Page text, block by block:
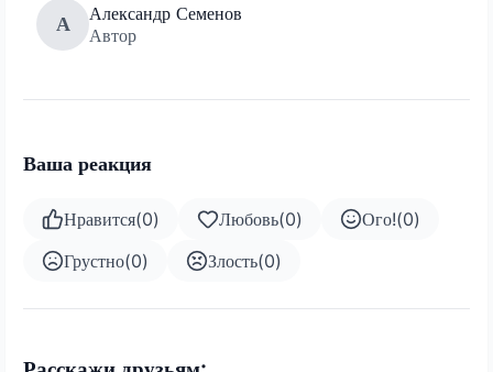
А
Александр Семенов
Автор
Ваша реакция
Нравится(0) Любовь(0) Ого!(0)
Грустно(0) Злость(0)